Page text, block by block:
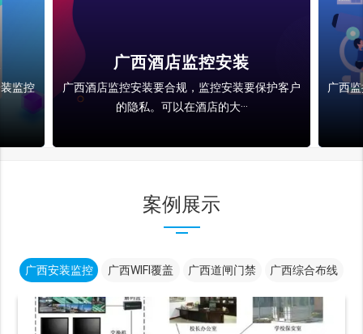
监控
广西酒店监控安装
广西酒店监控安装要合规，监控安装要保护客户
的隐私。可以在酒店的大···
广西
案例展示
广西安装监控 广西WIFI覆盖 广西道闸门禁 广西综合布线